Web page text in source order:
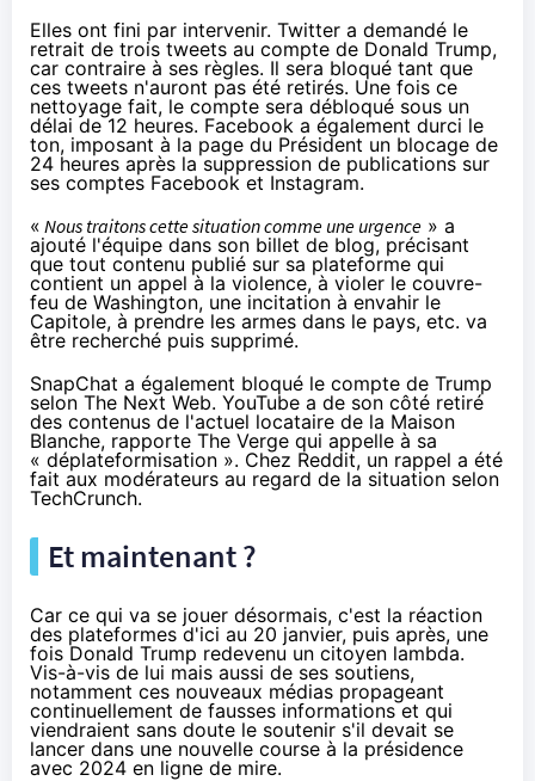
Elles ont fini par intervenir. Twitter a demandé le
retrait de trois tweets au compte de Donald Trump,
car contraire à ses règles. Il sera bloqué tant que
ces tweets n'auront pas été retirés. Une fois ce
nettoyage fait, le compte sera débloqué sous un
délai de 12 heures. Facebook a également durci le
ton, imposant à la page du Président un blocage de
24 heures après la suppression de publications sur
ses comptes Facebook et Instagram.
« Nous traitons cette situation comme une urgence » a
ajouté l'équipe dans son billet de blog, précisant
que tout contenu publié sur sa plateforme qui
contient un appel à la violence, à violer le couvre-
feu de Washington, une incitation à envahir le
Capitole, à prendre les armes dans le pays, etc. va
être recherché puis supprimé.
SnapChat a également bloqué le compte de Trump
selon The Next Web. YouTube a de son côté retiré
des contenus de l'actuel locataire de la Maison
Blanche, rapporte The Verge qui appelle à sa
« déplateformisation ». Chez Reddit, un rappel a été
fait aux modérateurs au regard de la situation selon
TechCrunch.
Et maintenant ?
Car ce qui va se jouer désormais, c'est la réaction
des plateformes d'ici au 20 janvier, puis après, une
fois Donald Trump redevenu un citoyen lambda.
Vis-à-vis de lui mais aussi de ses soutiens,
notamment ces nouveaux médias propageant
continuellement de fausses informations et qui
viendraient sans doute le soutenir s'il devait se
lancer dans une nouvelle course à la présidence
avec 2024 en ligne de mire.